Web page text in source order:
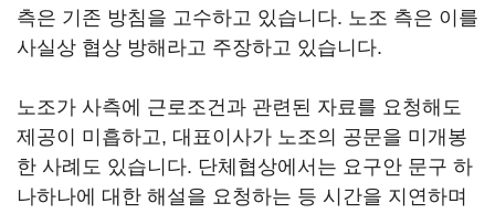
측은 기존 방침을 고수하고 있습니다. 노조 측은 이를
사실상 협상 방해라고 주장하고 있습니다.
노조가 사측에 근로조건과 관련된 자료를 요청해도
제공이 미흡하고, 대표이사가 노조의 공문을 미개봉
한 사례도 있습니다. 단체협상에서는 요구안 문구 하
나하나에 대한 해설을 요청하는 등 시간을 지연하며